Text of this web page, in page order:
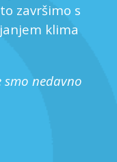
završimo s
klima
nedavno